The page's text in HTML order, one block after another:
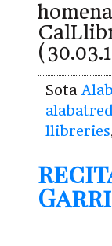
Sota
llibreries